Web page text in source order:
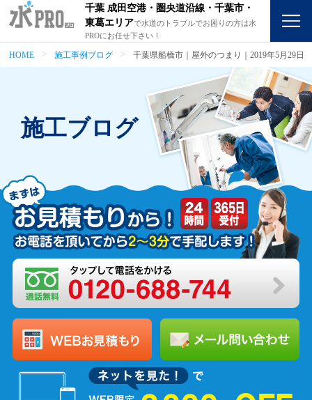
千葉 成田空港・圏央道沿線・千葉市・
東葛エリアで水道のトラブルでお困りの方は水
PROにお任せ下さい！
HOME 施工事例ブログ 千葉県船橋市｜屋外のつまり｜2019年5月29日
施工ブログ